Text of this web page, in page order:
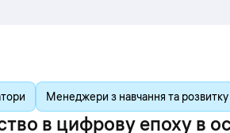
Менеджери з навчання та розвитку
в цифрову епоху в